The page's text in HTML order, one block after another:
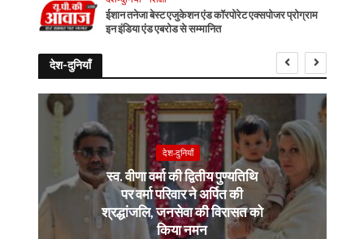
ईशान तनेजा बेस्ट एजुकेशन एंड कॉरपोरेट एक्सपोजर प्रोग्राम
इन इंडिया एंड एबरोड से सम्मानित
देश-दुनियाँ
देश-दुनियाँ
स्व. वीणा वर्मा की द्वितीय पुण्यतिथि
पर वर्मा परिवार ने अर्पित की
श्रद्धांजलि, जनसेवा की विरासत को
किया नमन